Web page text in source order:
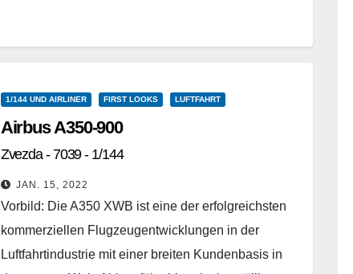
1/144 UND AIRLINER FIRST LOOKS LUFTFAHRT
Airbus A350-900
Zvezda - 7039 - 1/144
JAN. 15, 2022
Vorbild: Die A350 XWB ist eine der erfolgreichsten
kommerziellen Flugzeugentwicklungen in der
Luftfahrtindustrie mit einer breiten Kundenbasis in